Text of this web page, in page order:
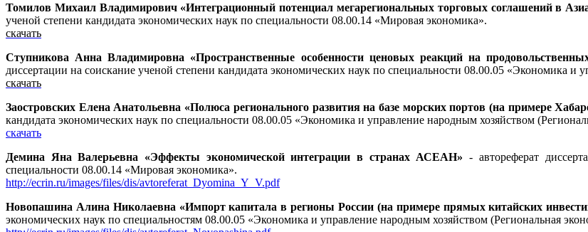
Томилов Михаил Владимирович «Интеграционный потенциал мегарегиональных торговых соглашений в
ученой степени кандидата экономических наук по специальности 08.00.14 «Мировая экономика».
скачать
Ступникова Анна Владимировна «Пространственные особенности ценовых реакций на
диссертации на соискание ученой степени кандидата экономических наук по специальности 08.00.05 «Экономика и
скачать
Заостровских Елена Анатольевна «Полюса регионального развития на базе морских портов (на примере
кандидата экономических наук по специальности 08.00.05 «Экономика и управление народным хозяйством
скачать
Демина Яна Валерьевна «Эффекты экономической интеграции в странах АСЕАН» - автореферат
специальности 08.00.14 «Мировая экономика».
http://ecrin.ru/images/files/dis/avtoreferat_Dyomina_Y_V.pdf
Новопашина Алина Николаевна «Импорт капитала в регионы России (на примере прямых китайских
экономических наук по специальностям 08.00.05 «Экономика и управление народным хозяйством (Региональная